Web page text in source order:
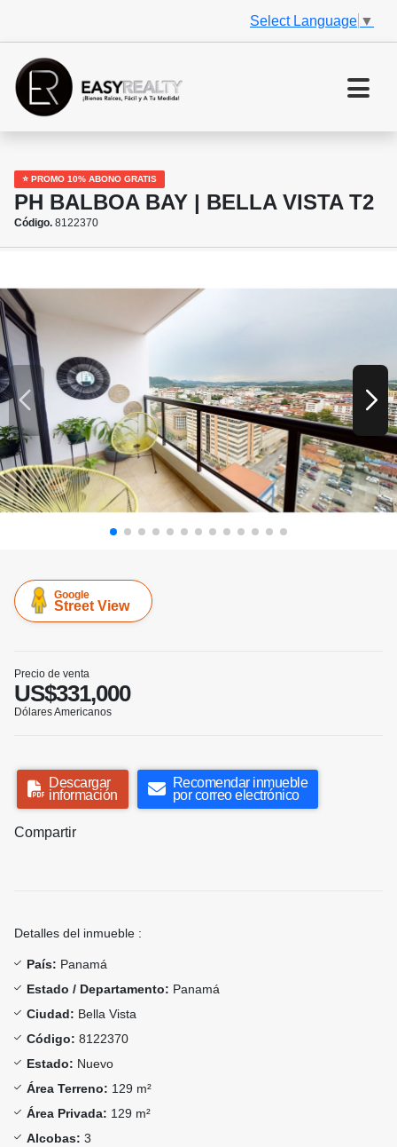
Select Language ▼
⭐ PROMO 10% ABONO GRATIS
PH BALBOA BAY | BELLA VISTA T2
Código. 8122370
Google
Street View
Precio de venta
US$331,000
Dólares Americanos
Descargar
información
Recomendar inmueble
por correo electrónico
Compartir
Detalles del inmueble :
País: Panamá
Estado / Departamento: Panamá
Ciudad: Bella Vista
Código: 8122370
Estado: Nuevo
Área Terreno: 129 m²
Área Privada: 129 m²
Alcobas: 3